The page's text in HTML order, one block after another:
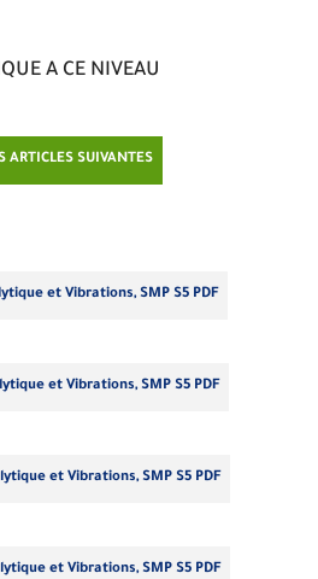
A CE NIVEAU
ARTICLES SUIVANTES
et Vibrations, SMP S5 PDF
et Vibrations, SMP S5 PDF
et Vibrations, SMP S5 PDF
et Vibrations, SMP S5 PDF